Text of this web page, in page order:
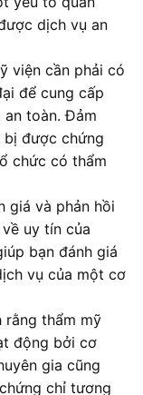
dịch vụ an
viện cần phải có
để cung cấp
toàn. Đảm
bị được chứng
chức có thẩm
giá và phản hồi
uy tín của
bạn đánh giá
vụ của một cơ
rằng thẩm mỹ
động bởi cơ
gia cũng
chỉ tương